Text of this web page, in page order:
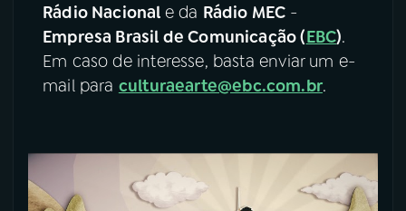
Rádio Nacional e da Rádio MEC -
Empresa Brasil de Comunicação (EBC).
Em caso de interesse, basta enviar um e-
mail para culturaearte@ebc.com.br.